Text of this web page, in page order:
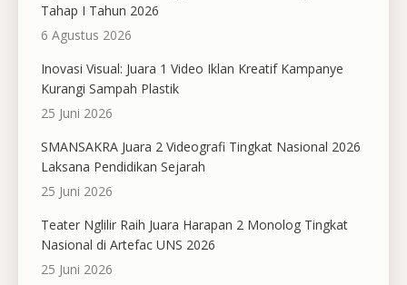
Tahap I Tahun 2026
6 Agustus 2026
Inovasi Visual: Juara 1 Video Iklan Kreatif Kampanye
Kurangi Sampah Plastik
25 Juni 2026
SMANSAKRA Juara 2 Videografi Tingkat Nasional 2026
Laksana Pendidikan Sejarah
25 Juni 2026
Teater Nglilir Raih Juara Harapan 2 Monolog Tingkat
Nasional di Artefac UNS 2026
25 Juni 2026